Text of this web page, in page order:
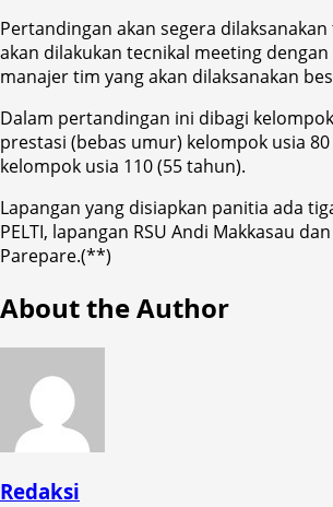
Pertandingan akan segera
akan dilakukan tecnikal meeting
manajer tim yang akan dilaksanakan
Dalam pertandingan ini dibagi
prestasi (bebas umur) kelompok usia
kelompok usia 110 (55 tahun).
Lapangan yang disiapkan panitia ada
PELTI, lapangan RSU Andi Makkasau
Parepare.(**)
About the Author
Redaksi